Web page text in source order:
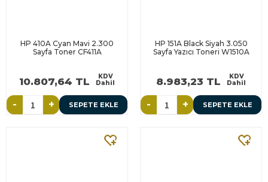
HP 410A Cyan Mavi 2.300
Sayfa Toner CF411A
10.807,64 TL
KDV
Dahil
- + SEPETE EKLE
HP 151A Black Siyah 3.050
Sayfa Yazıcı Toneri W1510A
8.983,23 TL
KDV
Dahil
- + SEPETE EKLE